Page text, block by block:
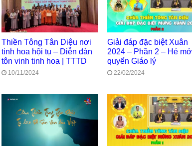
Thiền Tông Tân Diệu nơi
tinh hoa hội tụ – Diễn đàn
tôn vinh tinh hoa | TTTD
10/11/2024
Giải đáp đặc biệt Xuân
2024 – Phần 2 – Hé mở
quyển Giáo lý
22/02/2024